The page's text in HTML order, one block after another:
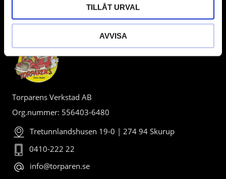
TILLÅT URVAL
AVVISA
BUTIK
Torparens Verkstad AB
Org.nummer: 556403-6480
Tretunnlandshusen 19-0 | 274 94 Skurup
0410-222 22
info@torparen.se